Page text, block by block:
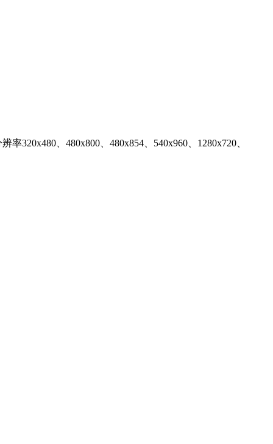
320x480、480x800、480x854、540x960、1280x720、